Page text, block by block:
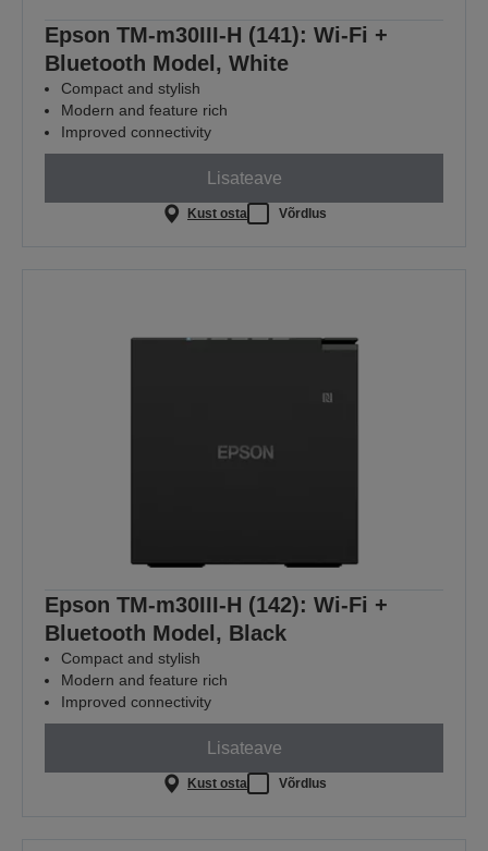
Epson TM-m30III-H (141): Wi-Fi +
Bluetooth Model, White
Compact and stylish
Modern and feature rich
Improved connectivity
Lisateave
Kust osta Võrdlus
Epson TM-m30III-H (142): Wi-Fi +
Bluetooth Model, Black
Compact and stylish
Modern and feature rich
Improved connectivity
Lisateave
Kust osta Võrdlus